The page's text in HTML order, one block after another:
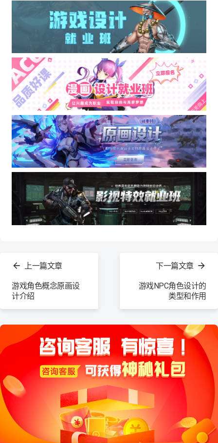
上一篇文章
游戏角色概念原画设
计介绍
下一篇文章
游戏NPC角色设计的
类型和作用